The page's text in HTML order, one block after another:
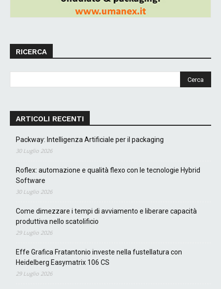
RICERCA
ARTICOLI RECENTI
Packway: Intelligenza Artificiale per il packaging
30 Luglio 2026
Roflex: automazione e qualità flexo con le tecnologie Hybrid
Software
30 Luglio 2026
Come dimezzare i tempi di avviamento e liberare capacità
produttiva nello scatolificio
29 Luglio 2026
Effe Grafica Fratantonio investe nella fustellatura con
Heidelberg Easymatrix 106 CS
29 Luglio 2026